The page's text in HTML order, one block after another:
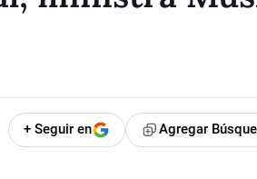
+ Seguir en Agregar